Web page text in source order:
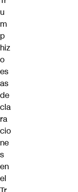
u
m
p
hiz
o
es
as
de
cla
ra
cio
ne
s
en
el